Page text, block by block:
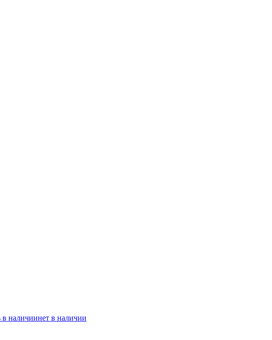
в наличиинет в наличии